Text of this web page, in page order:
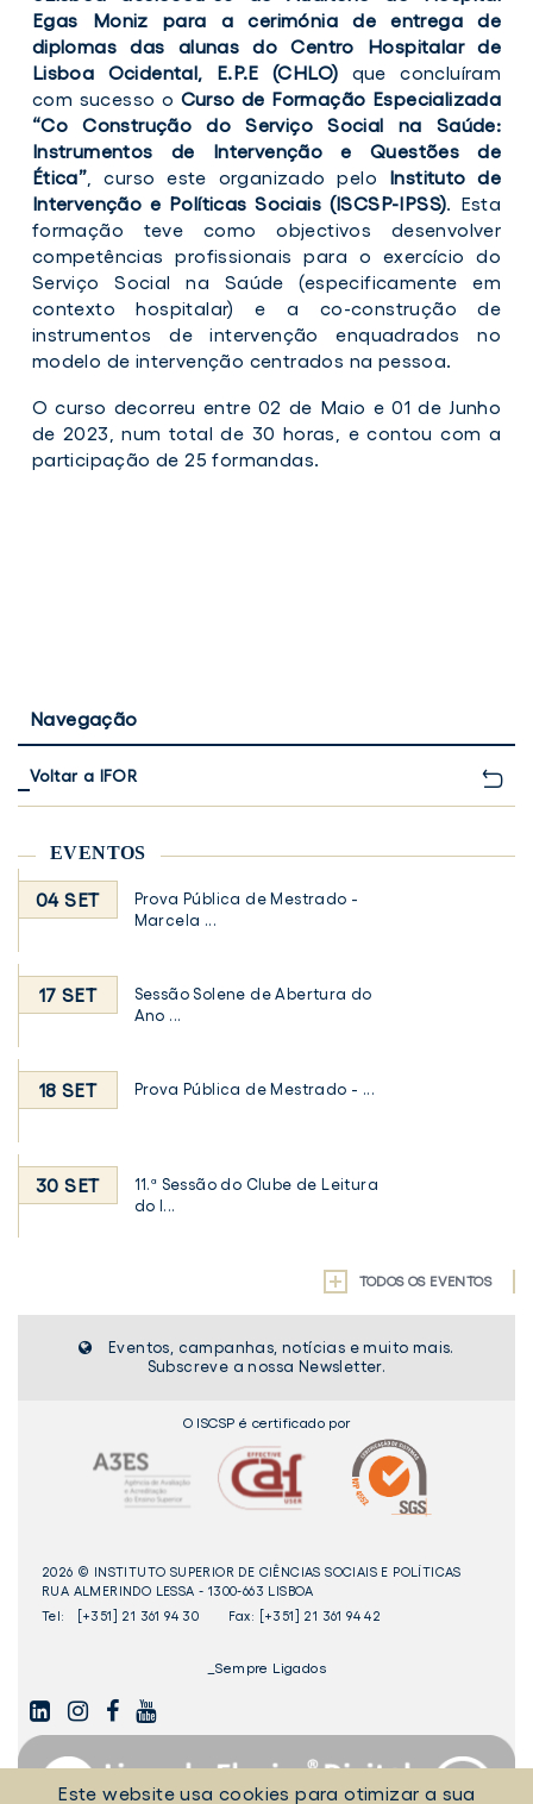
Egas Moniz para a cerimónia de entrega de
diplomas das alunas do Centro Hospitalar de
Lisboa Ocidental, E.P.E (CHLO) que concluíram
com sucesso o Curso de Formação Especializada
“Co Construção do Serviço Social na Saúde:
Instrumentos de Intervenção e Questões de
Ética” , curso este organizado pelo Instituto de
Intervenção e Políticas Sociais (ISCSP-IPSS). Esta
formação teve como objectivos desenvolver
competências profissionais para o exercício do
Serviço Social na Saúde (especificamente em
contexto hospitalar) e a co-construção de
instrumentos de intervenção enquadrados no
modelo de intervenção centrados na pessoa.
O curso decorreu entre 02 de Maio e 01 de Junho
de 2023, num total de 30 horas, e contou com a
participação de 25 formandas.
Navegação
Voltar a IFOR
EVENTOS
04 SET
Prova Pública de Mestrado -
Marcela ...
17 SET
Sessão Solene de Abertura do
Ano ...
18 SET Prova Pública de Mestrado - ...
30 SET
11.ª Sessão do Clube de Leitura
do I...
TODOS OS EVENTOS
Eventos, campanhas, notícias e muito mais.
Subscreve a nossa Newsletter.
O ISCSP é certificado por
2026 © INSTITUTO SUPERIOR DE CIÊNCIAS SOCIAIS E POLÍTICAS
RUA ALMERINDO LESSA - 1300-663 LISBOA
Tel:
[+351] 21 361 94 30 Fax: [+351] 21 361 94 42
_Sempre Ligados
LINKEDININSTAGAMFACEBOOK
YOUTUBE
Este website usa cookies para otimizar a sua